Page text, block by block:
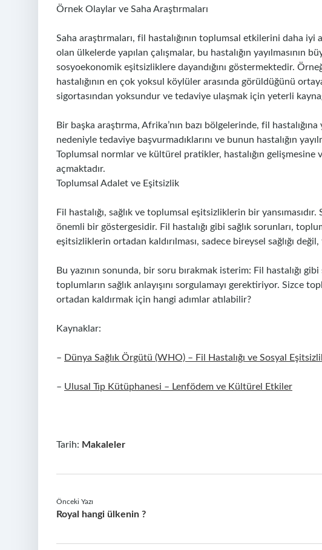
Örnek Olaylar ve Saha Araştırmaları
Saha araştırmaları, fil hastalığının toplumsal etkilerini daha iyi
olan ülkelerde yapılan çalışmalar, bu hastalığın yayılmasının
sosyoekonomik eşitsizliklere dayandığını göstermektedir.
hastalığının en çok yoksul köylüler arasında görüldüğünü
sigortasından yoksundur ve tedaviye ulaşmak için yeterli
Bir başka araştırma, Afrika’nın bazı bölgelerinde, fil
nedeniyle tedaviye başvurmadıklarını ve bunun hastalığın
Toplumsal normlar ve kültürel pratikler, hastalığın gelişmesine
açmaktadır.
Toplumsal Adalet ve Eşitsizlik
Fil hastalığı, sağlık ve toplumsal eşitsizliklerin bir
önemli bir göstergesidir. Fil hastalığı gibi sağlık sorunları,
eşitsizliklerin ortadan kaldırılması, sadece bireysel sağlığı
Bu yazının sonunda, bir soru bırakmak isterim: Fil hastalığı
toplumların sağlık anlayışını sorgulamayı gerektiriyor. Sizce
ortadan kaldırmak için hangi adımlar atılabilir?
Kaynaklar:
– Dünya Sağlık Örgütü (WHO) – Fil Hastalığı ve Sosyal
– Ulusal Tıp Kütüphanesi – Lenfödem ve Kültürel Etkiler
Tarih: Makaleler
Önceki Yazı
Royal hangi ülkenin ?